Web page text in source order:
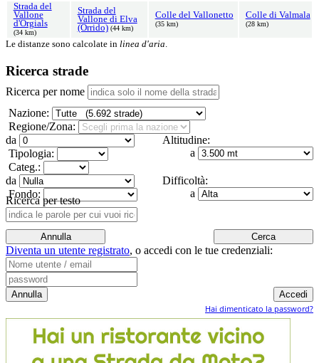
Strada del
Vallone
d'Orgials
(34 km)
Strada del
Vallone di Elva
(Orrido) (44 km)
Colle del Vallonetto
(35 km)
Colle di Valmala
(28 km)
Le distanze sono calcolate in linea d'aria.
Ricerca strade
Ricerca per nome
Nazione:
Regione/Zona:
Altitudine:
da
a
Tipologia:
Categ.:
Difficoltà:
da
a
Fondo:
Ricerca per testo
Diventa un utente registrato, o accedi con le tue credenziali:
Hai dimenticato la password?